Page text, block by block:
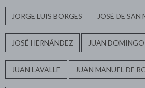
JORGE LUIS BORGES JOSÉ DE SAN
JOSÉ HERNÁNDEZ JUAN
JUAN LAVALLE JUAN MANUEL DE